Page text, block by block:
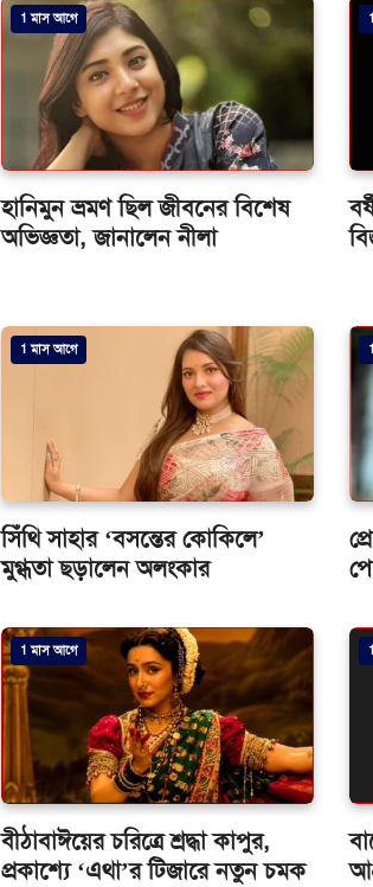
1 মাস আগে
হানিমুন ভ্রমণ ছিল জীবনের বিশেষ
অভিজ্ঞতা, জানালেন নীলা
1 মাস আগে
সিঁথি সাহার ‘বসন্তের কোকিলে’
মুগ্ধতা ছড়ালেন অলংকার
1 মাস আগে
বীঠাবাঈয়ের চরিত্রে শ্রদ্ধা কাপুর,
প্রকাশ্যে ‘এথা’র টিজারে নতুন চমক